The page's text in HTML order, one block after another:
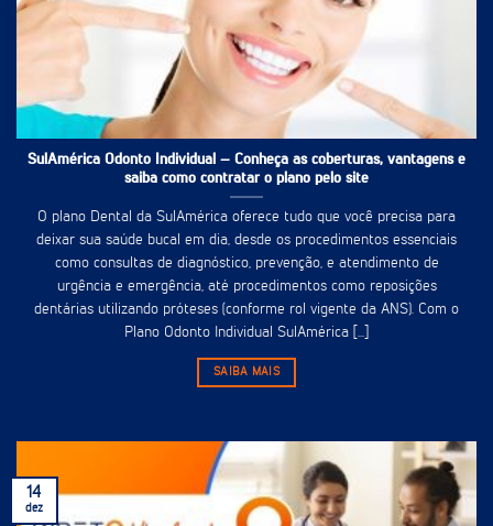
SulAmérica Odonto Individual – Conheça as coberturas, vantagens e
saiba como contratar o plano pelo site
O plano Dental da SulAmérica oferece tudo que você precisa para
deixar sua saúde bucal em dia, desde os procedimentos essenciais
como consultas de diagnóstico, prevenção, e atendimento de
urgência e emergência, até procedimentos como reposições
dentárias utilizando próteses (conforme rol vigente da ANS). Com o
Plano Odonto Individual SulAmérica [...]
SAIBA MAIS
14
dez